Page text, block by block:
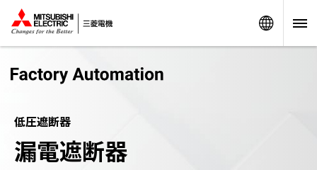
低圧遮断器
漏電遮断器